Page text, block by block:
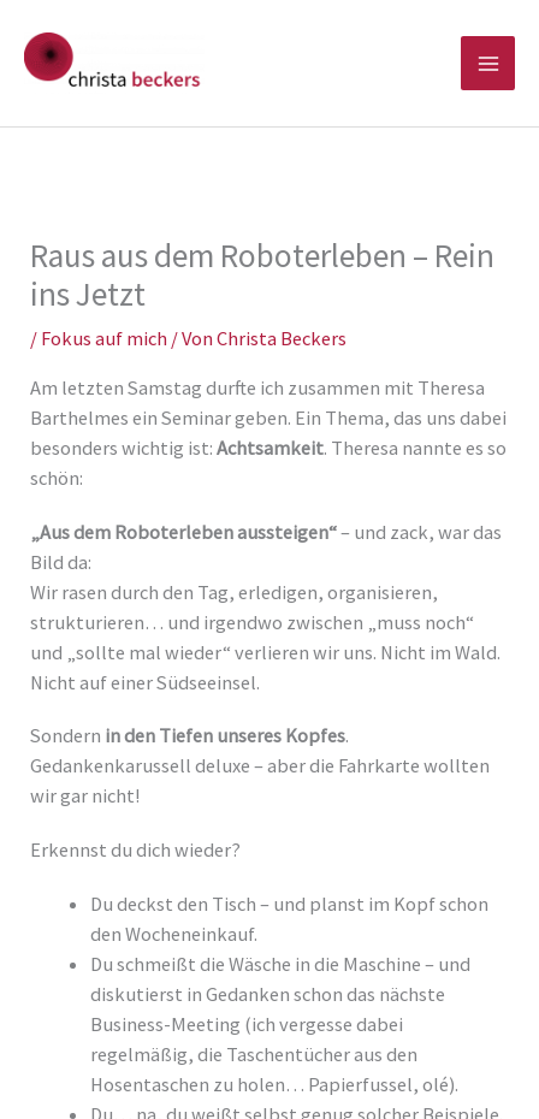
Inhalt
springen
Raus aus dem Roboterleben – Rein
ins Jetzt
/ Fokus auf mich / VonChrista Beckers
Am letzten Samstag durfte ich zusammen mit Theresa
Barthelmes ein Seminar geben. Ein Thema, das uns dabei
besonders wichtig ist:Achtsamkeit. Theresa nannte es so
schön:
„Aus dem Roboterleben aussteigen“– und zack, war das
Bild da:
Wir rasen durch den Tag, erledigen, organisieren,
strukturieren… und irgendwo zwischen „muss noch“
und „sollte mal wieder“ verlieren wir uns. Nicht im Wald.
Nicht auf einer Südseeinsel.
Sondern in den Tiefen unseres Kopfes.
Gedankenkarussell deluxe – aber die Fahrkarte wollten
wir gar nicht!
Erkennst du dich wieder?
Du deckst den Tisch – und planst im Kopf schon
den Wocheneinkauf.
Du schmeißt die Wäsche in die Maschine – und
diskutierst in Gedanken schon das nächste
Business-Meeting (ich vergesse dabei
regelmäßig, die Taschentücher aus den
Hosentaschen zu holen… Papierfussel, olé).